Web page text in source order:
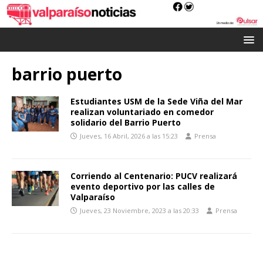
barrio puerto
Estudiantes USM de la Sede Viña del Mar
realizan voluntariado en comedor
solidario del Barrio Puerto
Jueves, 16 Abril, 2026 a las 15:23 Prensa
Corriendo al Centenario: PUCV realizará
evento deportivo por las calles de
Valparaíso
Jueves, 23 Noviembre, 2023 a las 20:33 Prensa